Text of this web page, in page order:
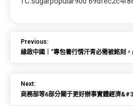
Previous:
緣啟中國｜“專包養行情汗青必需被銘刻
Next:
商務部等6部分關于更好辦事實體經濟